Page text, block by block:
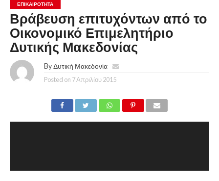
ΕΠΙΚΑΙΡΟΤΗΤΑ
Βράβευση επιτυχόντων από το
Οικονομικό Επιμελητήριο
Δυτικής Μακεδονίας
By Δυτική Μακεδονία
Posted on 7 Απριλίου 2015